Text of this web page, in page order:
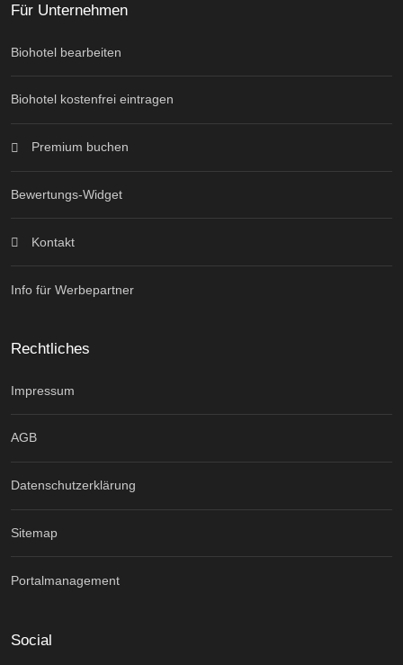
Für Unternehmen
Biohotel bearbeiten
Biohotel kostenfrei eintragen
Premium buchen
Bewertungs-Widget
Kontakt
Info für Werbepartner
Rechtliches
Impressum
AGB
Datenschutzerklärung
Sitemap
Portalmanagement
Social